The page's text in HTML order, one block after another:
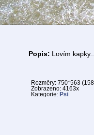
Popis: Lovím kapky...
Rozměry: 750*563
Zobrazeno: 4163x
Kategorie: Psi